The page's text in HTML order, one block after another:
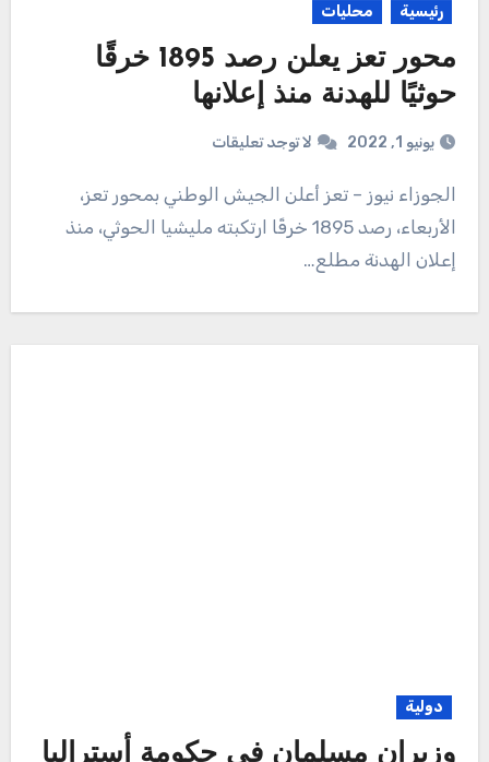
رئيسية محليات
محور تعز يعلن رصد 1895 خرقًا
حوثيًا للهدنة منذ إعلانها
يونيو 1, 2022 لا توجد تعليقات
الجوزاء نيوز – تعز أعلن الجيش الوطني بمحور تعز،
الأربعاء، رصد 1895 خرقًا ارتكبته مليشيا الحوثي، منذ
إعلان الهدنة مطلع…
دولية
وزيران مسلمان في حكومة أستراليا